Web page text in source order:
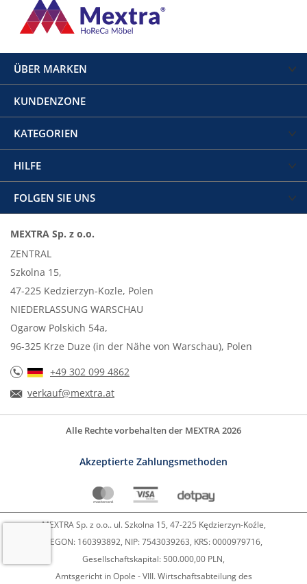
ÜBER MARKEN
KUNDENZONE
KATEGORIEN
HILFE
FOLGEN SIE UNS
MEXTRA Sp. z o.o.
ZENTRAL
Szkolna 15,
47-225 Kedzierzyn-Kozle, Polen
NIEDERLASSUNG WARSCHAU
Ogarow Polskich 54a,
96-325 Krze Duze (in der Nähe von Warschau), Polen
+49 302 099 4862
verkauf@mextra.at
Alle Rechte vorbehalten der MEXTRA 2026
Akzeptierte Zahlungsmethoden
MEXTRA Sp. z o.o.. ul. Szkolna 15, 47-225 Kędzierzyn-Koźle,
REGON: 160393892, NIP: 7543039263, KRS: 0000979716,
Gesellschaftskapital: 500.000,00 PLN,
Amtsgericht in Opole - VIII. Wirtschaftsabteilung des